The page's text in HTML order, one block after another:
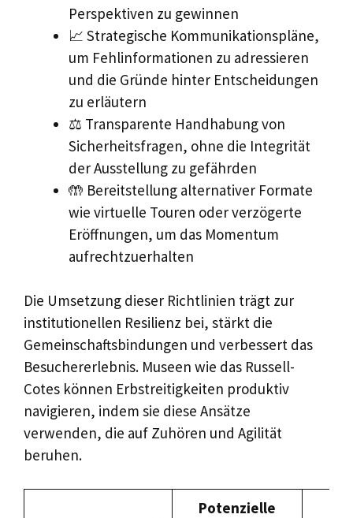
Perspektiven zu gewinnen
📈 Strategische Kommunikationspläne,
um Fehlinformationen zu adressieren
und die Gründe hinter Entscheidungen
zu erläutern
⚖️ Transparente Handhabung von
Sicherheitsfragen, ohne die Integrität
der Ausstellung zu gefährden
🤲 Bereitstellung alternativer Formate
wie virtuelle Touren oder verzögerte
Eröffnungen, um das Momentum
aufrechtzuerhalten
Die Umsetzung dieser Richtlinien trägt zur
institutionellen Resilienz bei, stärkt die
Gemeinschaftsbindungen und verbessert das
Besuchererlebnis. Museen wie das Russell-
Cotes können Erbstreitigkeiten produktiv
navigieren, indem sie diese Ansätze
verwenden, die auf Zuhören und Agilität
beruhen.
Potenzielle